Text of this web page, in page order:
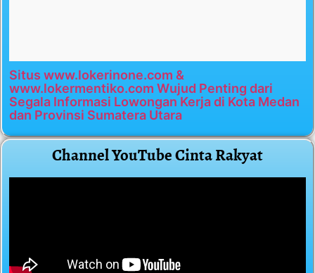
Situs www.lokerinone.com &
www.lokermentiko.com Wujud Penting dari
Segala Informasi Lowongan Kerja di Kota Medan
dan Provinsi Sumatera Utara
Channel YouTube Cinta Rakyat